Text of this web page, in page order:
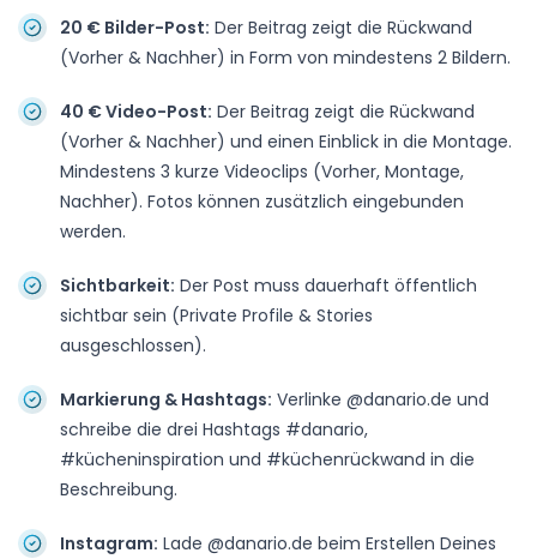
20 € Bilder-Post: Der Beitrag zeigt die Rückwand
(Vorher & Nachher) in Form von mindestens 2 Bildern.
40 € Video-Post: Der Beitrag zeigt die Rückwand
(Vorher & Nachher) und einen Einblick in die Montage.
Mindestens 3 kurze Videoclips (Vorher, Montage,
Nachher). Fotos können zusätzlich eingebunden
werden.
Sichtbarkeit: Der Post muss dauerhaft öffentlich
sichtbar sein (Private Profile & Stories
ausgeschlossen).
Markierung & Hashtags: Verlinke @danario.de und
schreibe die drei Hashtags #danario,
#kücheninspiration und #küchenrückwand in die
Beschreibung.
Instagram: Lade @danario.de beim Erstellen Deines